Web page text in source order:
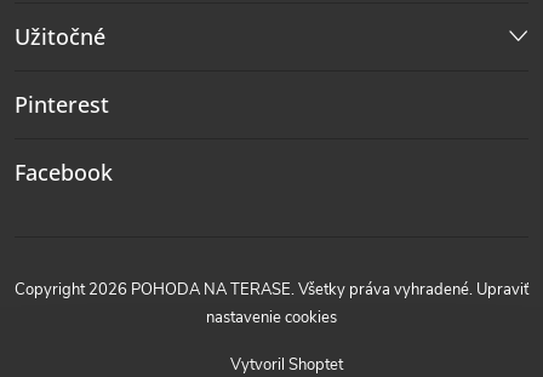
Užitočné
Pinterest
Facebook
Vytvoril Shoptet
Copyright 2026 POHODA NA TERASE. Všetky práva vyhradené. Upraviť
nastavenie cookies